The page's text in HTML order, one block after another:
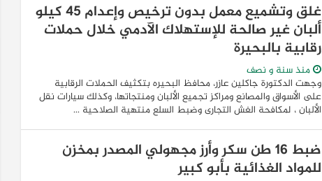
غلق وتشميع معمل بدون ترخيص وإعدام 45 كيلو
ألبان غير صالحة للإستهلاك الآدمي خلال حملات
رقابية بالبحيرة
منذ سنة و نصف
وجهت الدكتورة جاكلين عازر، محافظ البحيره بتكثيف الحملات الرقابية
على الأسواق والمصانع ومراكز تجميع الألبان ومنتجاتها، وكذلك سيارات نقل
الألبان ، لمكافحة الغش التجارى وضبط السلع منتهية الصلاحية ...
ضبط 16 طن سكر وأرز مجهولي المصدر بمخزن
للمواد الغذائية بأبو كبير